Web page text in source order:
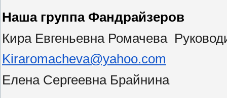
Наша группа Фандрайзеров
Кира Евгеньевна Ромачева
Kiraromacheva@yahoo.com
Елена Сергеевна Брайнина